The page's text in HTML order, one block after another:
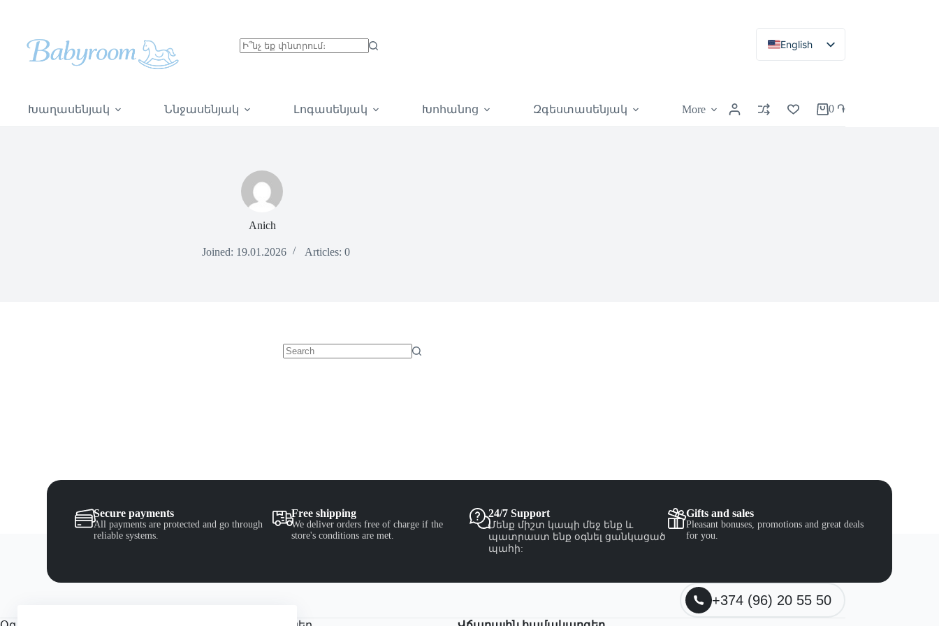
English
Խաղասենյակ
Ննջասենյակ Լոգասենյակ Խոհանոց Զգեստասենյակ More 0 ֏
Anich
Joined: 19.01.2026 Articles: 0
Secure payments
All payments are protected and go through
reliable systems.
Free shipping
We deliver orders free of charge if the
store's conditions are met.
24/7 Support
Մենք միշտ կապի մեջ ենք և
պատրաստ ենք օգնել ցանկացած
պահի:
Gifts and sales
Pleasant bonuses, promotions and great deals
for you.
+374 (96) 20 55 50